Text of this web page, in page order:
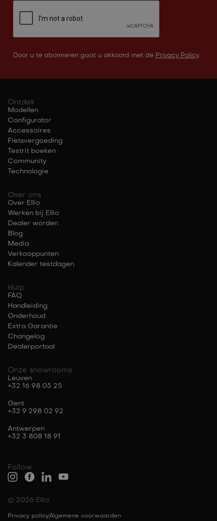
Door u te abonneren gaat u akkoord met de Privacy Policy.
Follow
Ontdek
Modellen
Configurator
Accessoires
Fietsvergoeding
Testrit boeken
Community
Technologie
Over ons
Over Ellio
Werken bij Ellio
Dealer worden
Blog
Media
Verkooppunten
Kalender testdagen
Hulp
FAQ
Handleiding
Onderhoud
Extra Garantie
Changelog
Dealerportaal
Onze showrooms
Leuven
+32 16 98 05 25
Gent
+32 9 298 02 92
Antwerpen
+32 3 808 18 91
Privacy policyAlgemene voorwaarden
© 2026 Ellio